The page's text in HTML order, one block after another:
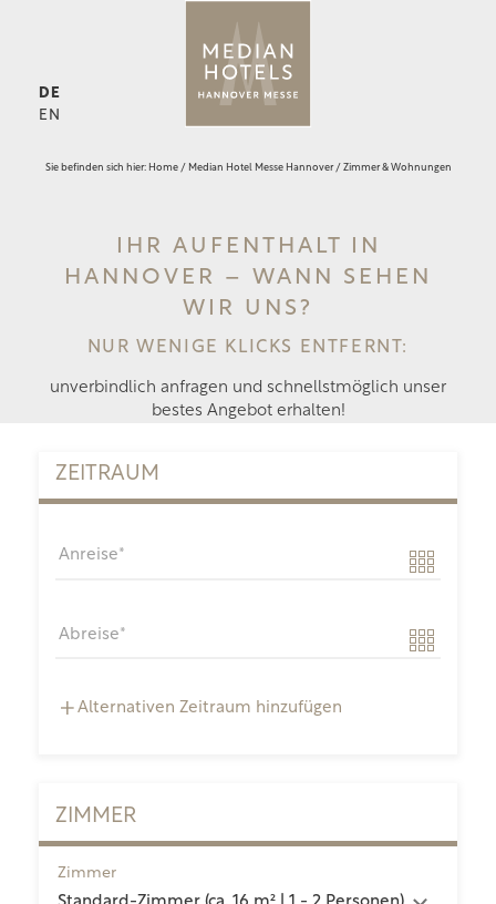
DE
EN
Sie befinden sich hier: Home / Median Hotel Messe Hannover / Zimmer & Wohnungen
IHR AUFENTHALT IN
HANNOVER – WANN SEHEN
WIR UNS?
NUR WENIGE KLICKS ENTFERNT:
unverbindlich anfragen und schnellstmöglich unser
bestes Angebot erhalten!
ZEITRAUM
Anreise
Abreise
Alternativen Zeitraum hinzufügen
ZIMMER
Zimmer